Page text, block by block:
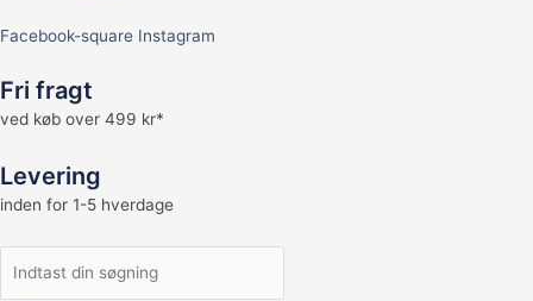
Facebook-square Instagram
Fri fragt
ved køb over 499 kr*
Levering
inden for 1-5 hverdage